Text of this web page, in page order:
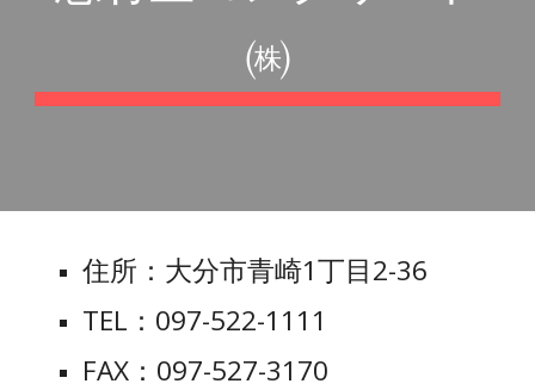
㈱
住所：大分市青崎1丁目2-36
TEL：097-522-1111
FAX：097-527-3170